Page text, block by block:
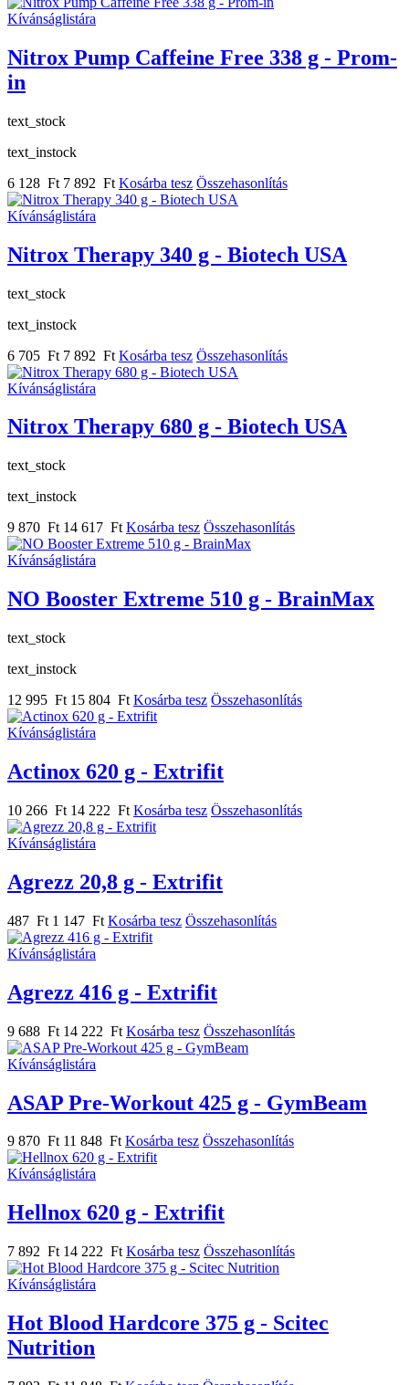
Kívánságlistára
Nitrox Pump Caffeine Free 338 g - Prom-
in
text_stock
text_instock
6 128 Ft 7 892 Ft Kosárba tesz Összehasonlítás
Kívánságlistára
Nitrox Therapy 340 g - Biotech USA
text_stock
text_instock
6 705 Ft 7 892 Ft Kosárba tesz Összehasonlítás
Kívánságlistára
Nitrox Therapy 680 g - Biotech USA
text_stock
text_instock
9 870 Ft 14 617 Ft Kosárba tesz Összehasonlítás
Kívánságlistára
NO Booster Extreme 510 g - BrainMax
text_stock
text_instock
12 995 Ft 15 804 Ft Kosárba tesz Összehasonlítás
Kívánságlistára
Actinox 620 g - Extrifit
10 266 Ft 14 222 Ft Kosárba tesz Összehasonlítás
Kívánságlistára
Agrezz 20,8 g - Extrifit
487 Ft 1 147 Ft Kosárba tesz Összehasonlítás
Kívánságlistára
Agrezz 416 g - Extrifit
9 688 Ft 14 222 Ft Kosárba tesz Összehasonlítás
Kívánságlistára
ASAP Pre-Workout 425 g - GymBeam
9 870 Ft 11 848 Ft Kosárba tesz Összehasonlítás
Kívánságlistára
Hellnox 620 g - Extrifit
7 892 Ft 14 222 Ft Kosárba tesz Összehasonlítás
Kívánságlistára
Hot Blood Hardcore 375 g - Scitec
Nutrition